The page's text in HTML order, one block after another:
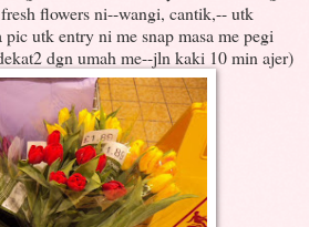
flowers ni--wangi, cantik,-- utk
utk entry ni me snap masa me pegi
dgn umah me--jln kaki 10 min ajer)